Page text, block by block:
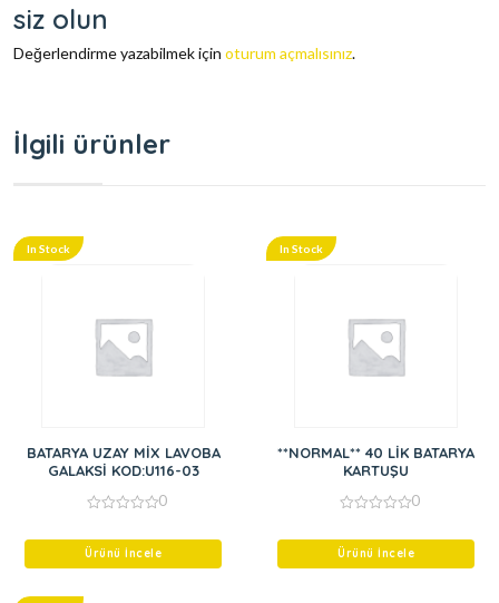
siz olun
Değerlendirme yazabilmek için oturum açmalısınız.
İlgili ürünler
In Stock
BATARYA UZAY MİX LAVOBA
GALAKSİ KOD:U116-03
of
0
Ürünü İncele
In Stock
**NORMAL** 40 LİK BATARYA
KARTUŞU
of
0
Ürünü İncele